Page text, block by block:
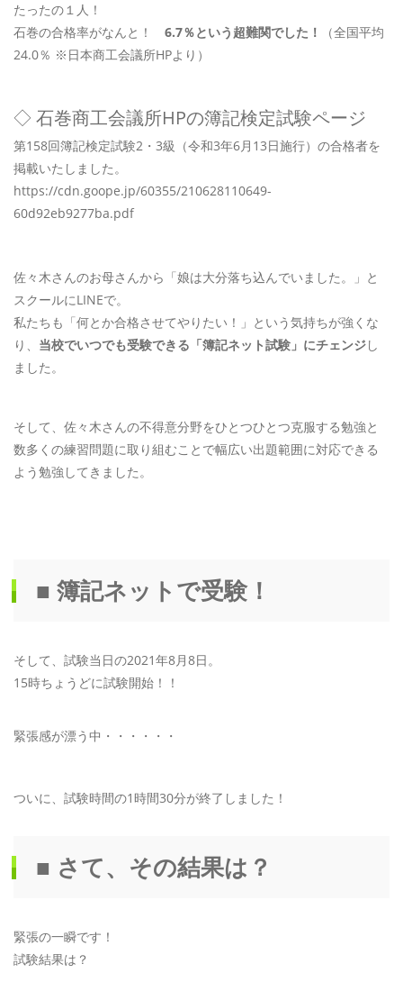
たったの１人！
石巻の合格率がなんと！ 6.7％という超難関でした！
（全国平均
24.0％ ※日本商工会議所HPより）
◇ 石巻商工会議所HPの簿記検定試験ページ
第158回簿記検定試験2・3級（令和3年6月13日施行）の合格者を
掲載いたしました。
https://cdn.goope.jp/60355/210628110649-
60d92eb9277ba.pdf
佐々木さんのお母さんから「娘は大分落ち込んでいました。」と
スクールにLINEで。
私たちも「何とか合格させてやりたい！」という気持ちが強くな
り、 当校でいつでも受験できる「簿記ネット試験」にチェンジし
ました。
そして、佐々木さんの不得意分野をひとつひとつ克服する勉強と
数多くの練習問題に取り組むことで幅広い出題範囲に対応できる
よう勉強してきました。
■ 簿記ネットで受験！
そして、試験当日の2021年8月8日。
15時ちょうどに試験開始！！
緊張感が漂う中・・・・・・
ついに、試験時間の1時間30分が終了しました！
■ さて、その結果は？
緊張の一瞬です！
試験結果は？